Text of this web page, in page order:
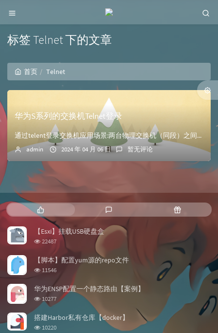
标签 Telnet 下的文章
首页 Telnet
华为S系列的交换机Telnet登录
通过telent登录交换机应用场景:两台物理交换机（同段）之间的telnet访问 SW2 可以 以AAA验证方式登录到SW1的VRP系统已经配置好了交换机...
admin 2024 年 04 月 06 日 暂无评论
热
门
文
章
新
评
随
机
章
【Esxi】挂载USB硬盘盒
浏
次
数:
22487
【脚本】配置yum源的repo文件
浏
次
数:
11546
华为ENSP配置一个静态路由【案例】
浏
览
次
数:
10277
搭建Harbor私有仓库【docker】
浏
10220